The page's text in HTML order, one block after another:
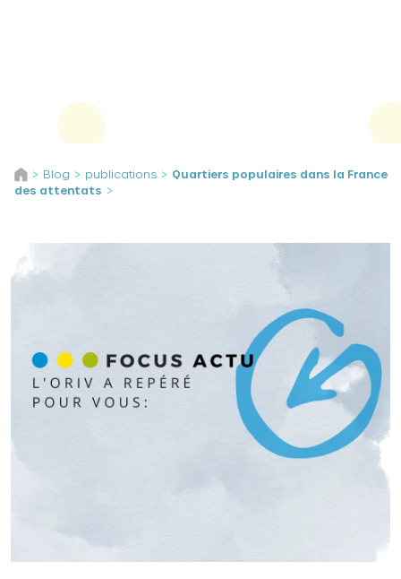
Aller au contenu
> Blog > publications > Quartiers populaires dans la France
des attentats >